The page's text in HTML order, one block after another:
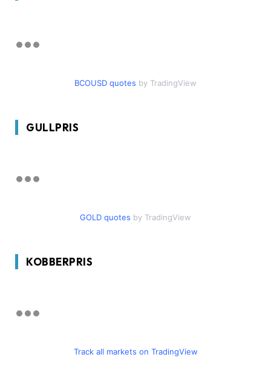
BCOUSD quotes by TradingView
GULLPRIS
GOLD quotes by TradingView
KOBBERPRIS
Track all markets on TradingView